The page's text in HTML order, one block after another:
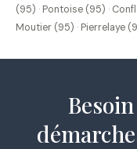
(95) · Pontoise (95) ·
Moutier (95) · Pierrelaye